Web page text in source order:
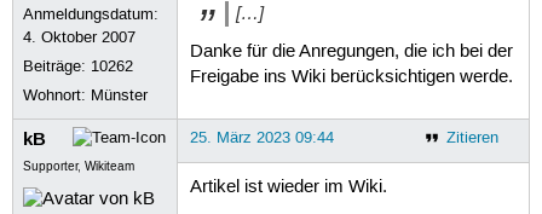
Anmeldungsdatum:
4. Oktober 2007
Beiträge: 10262
Wohnort: Münster
[…]
Danke für die Anregungen, die ich bei der
Freigabe ins Wiki berücksichtigen werde.
kB
Supporter, Wikiteam
Zitieren
25. März 2023 09:44
Artikel ist wieder im Wiki.